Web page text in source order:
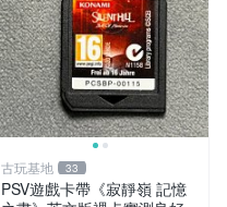
古玩基地 33
PSV遊戲卡帶《寂靜嶺 記憶